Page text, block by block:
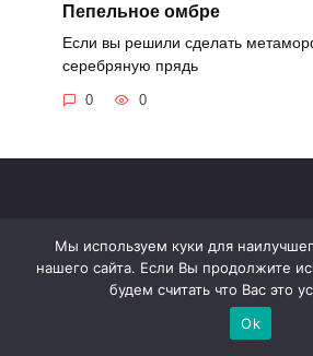
Пепельное омбре
Если вы решили сделать
серебряную прядь
0 0
Обращаем ваше внимание на то, что
носит исключительно
Все торговые марки принадлежат их
Политика конфиденциальности
Мы используем куки для
нашего сайта. Если Вы продолжите
будем считать что Вас это
Ok